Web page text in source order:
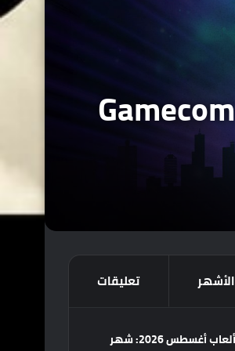
منصة Xbox سيكون لها حضور قوي هذا العام بمعرض Gamecom
الأشهر تعليقات
ألعاب أغسطس 2026: شهر